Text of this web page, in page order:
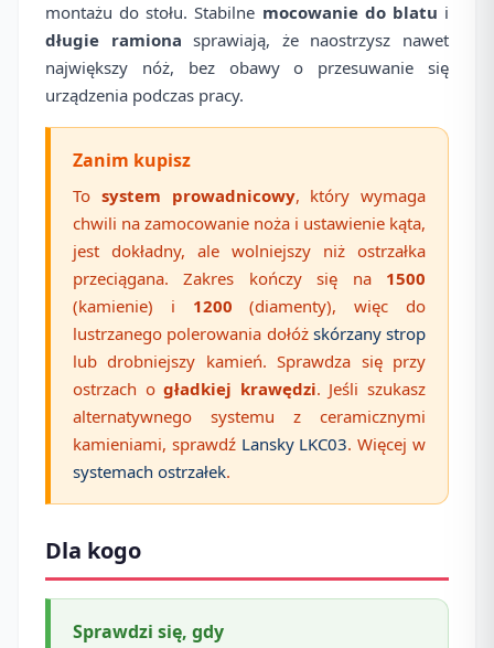
montażu do stołu. Stabilne mocowanie do blatu i
długie ramiona sprawiają, że naostrzysz nawet
największy nóż, bez obawy o przesuwanie się
urządzenia podczas pracy.
Zanim kupisz
To system prowadnicowy, który wymaga
chwili na zamocowanie noża i ustawienie kąta,
jest dokładny, ale wolniejszy niż ostrzałka
przeciągana. Zakres kończy się na 1500
(kamienie) i 1200 (diamenty), więc do
lustrzanego polerowania dołóż skórzany strop
lub drobniejszy kamień. Sprawdza się przy
ostrzach ogładkiej krawędzi. Jeśli szukasz
alternatywnego systemu z ceramicznymi
kamieniami, sprawdź Lansky LKC03. Więcej w
systemach ostrzałek.
Dla kogo
Sprawdzi się, gdy